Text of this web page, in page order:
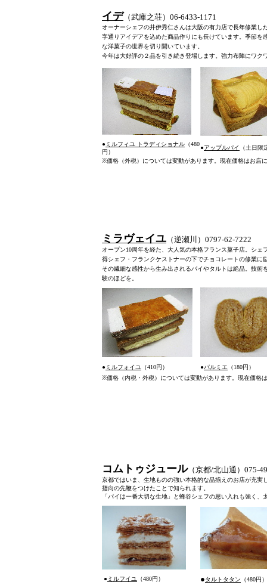
イデ （武庫之荘）06-6433-1171
オーナーシェフの井伊秀仁さんは大阪の有力店で長年修業
字通りアイデアを込めた商品作りにも長けています。季節
な洋菓子の世界を切り開いています。
今年は大好評の２品を引き続き登場します。 強力布陣にワク
● ミルフィユ トラディショナル （480
円）
●アップルパイ
（土日限
※価格（外税）については変動があります。現在価格はお店
ミラヴェイユ （逆瀬川）0797-62-
オープン10周年を経た、大人気の本格フランス菓子店。シ
得シェフ・フランクケストナーの下でチョコレートの修業に
その繊細な感性から生み出されるパイやタルトは絶品。技
験のほどを。
● ミルフォイユ （410円） ●パルミエ （180円）
※価格（内税・外税）については変動があります。現在価格
コムトゥジュール（京都/北山通）075-
京都ではいま、生地ものの強い本格的な品揃えのお店が充
指向の先鞭をつけたことで知られます。
「パイは一番大切な生地」と蜂谷シェフの思い入れも強く
● ミルフイユ （480円） ●タルトタタン （480円）